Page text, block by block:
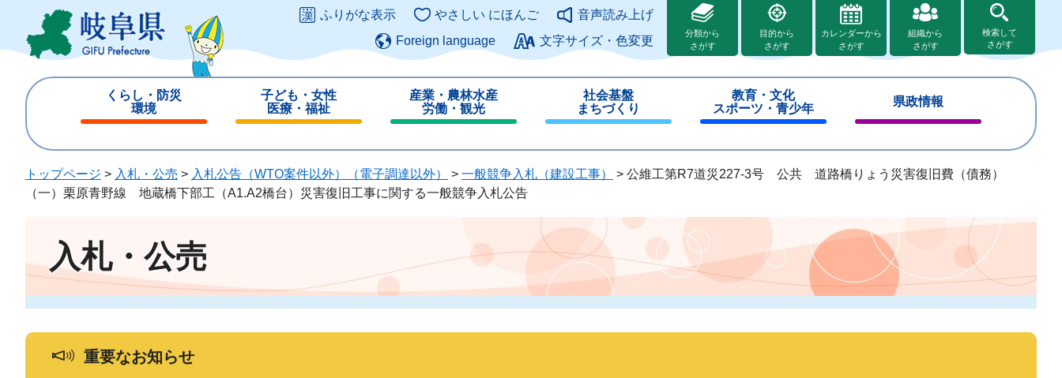
ジ
ュ
このページの本文へ
ふりがな表示 やさしい にほんご
音声読み上げ
Foreign language
文字サイズ・色変更
分類から
さがす
目的から
さがす
カレンダーから
さがす
組織から
さがす
検索して
さがす
くらし・防災
環境
じ
子ども・女性
医療・福祉
じ
る
産業・農林水産
労働・観光
じ
る
社会基盤
まちづくり
じ
る
教育・文化
スポーツ・青少年
じ
る
県政情報
じ
る
トップページ > 入札・公売 > 入札公告（WTO案件以外）（電子調達以外） > 一般競争入札（建設工事） > 公維工第R7道災227-3号 公共 道路橋りょう災害復旧費（債務）
（一）栗原青野線 地蔵橋下部工（A1.A2橋台）災害復旧工事に関する一般競争入札公告
入札・公売
重要なお知らせ